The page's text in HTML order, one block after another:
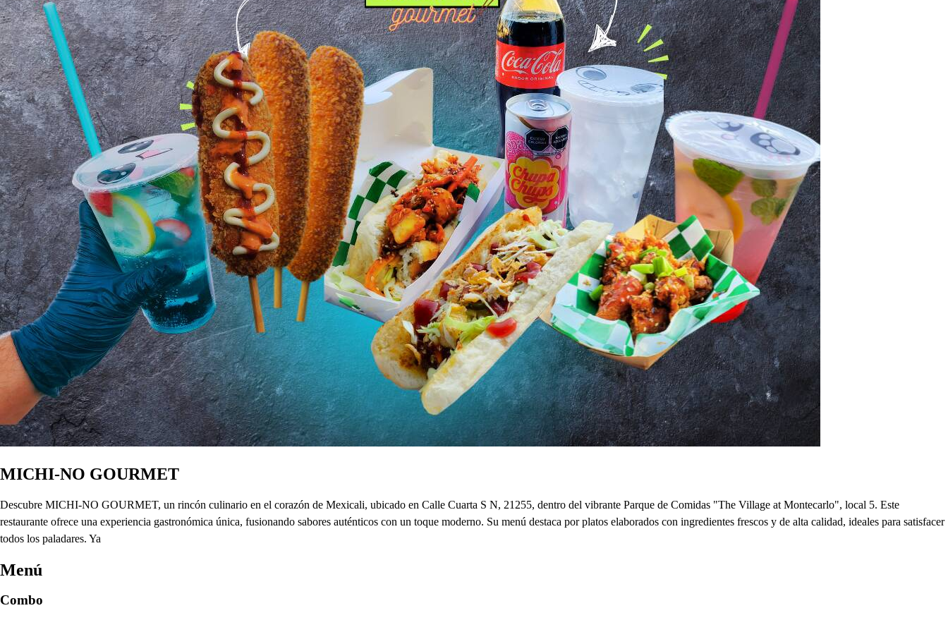
MICHI-NO GOURMET
Descubre MICHI-NO GOURMET, un rincón culinario en el corazón de Mexicali, ubicado en Calle Cuarta S N, 21255, dentro del vibrante Parque de Comidas "The Village at Montecarlo", local 5. Este
restaurante ofrece una experiencia gastronómica única, fusionando sabores auténticos con un toque moderno. Su menú destaca por platos elaborados con ingredientes frescos y de alta calidad, ideales para satisfacer
todos los paladares. Ya
Menú
Combo